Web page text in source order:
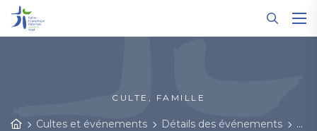
CULTE, FAMILLE
Cultes et événements Détails des événements
Panneau de gestion des cookies